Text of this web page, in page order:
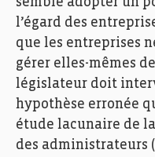
l’égard des
que les entreprises
gérer elles-mêmes
législateur doit
hypothèse erronée
étude lacunaire de
des administrateurs